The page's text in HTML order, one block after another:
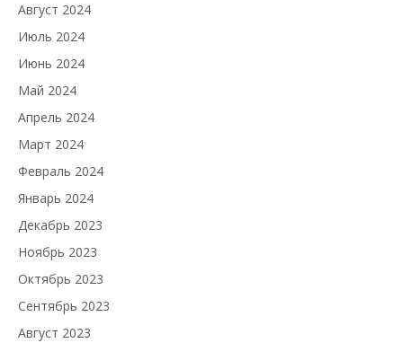
Август 2024
Июль 2024
Июнь 2024
Май 2024
Апрель 2024
Март 2024
Февраль 2024
Январь 2024
Декабрь 2023
Ноябрь 2023
Октябрь 2023
Сентябрь 2023
Август 2023